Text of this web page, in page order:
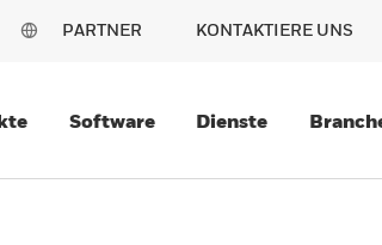
PARTNER KONTAKTIERE UNS
Software Dienste